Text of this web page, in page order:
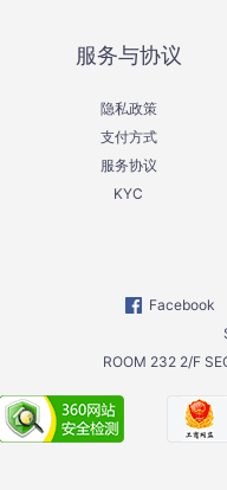
服务与协议
隐私政策
支付方式
服务协议
KYC
Facebook
ROOM 232 2/F